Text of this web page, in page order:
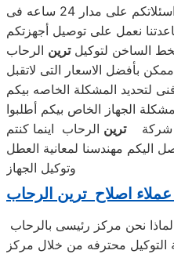
فريق مخصص للرد على كافه اسئلاتكم على مدار 24 ساعه فى
نعمل على توصيل أجهزتكم
الساخن لتوكيلترين الرحاب
بأفضل الاسعار التى لاتقبل
لتحديد المشكلة الخاصه بيكم
الجهاز الخاص بيكم أطلبوا
شركةترين الرحاب اينما كنتم
مهندسنا لمعانية العطل
وتوكيل الجهاز
اصلاح ترين الرحاب
لماذا نحن مركز رئيسى بالرحاب
محترفه من خلال مركز